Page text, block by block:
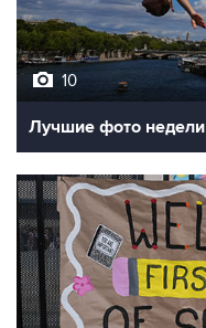
10
Лучшие фото недели